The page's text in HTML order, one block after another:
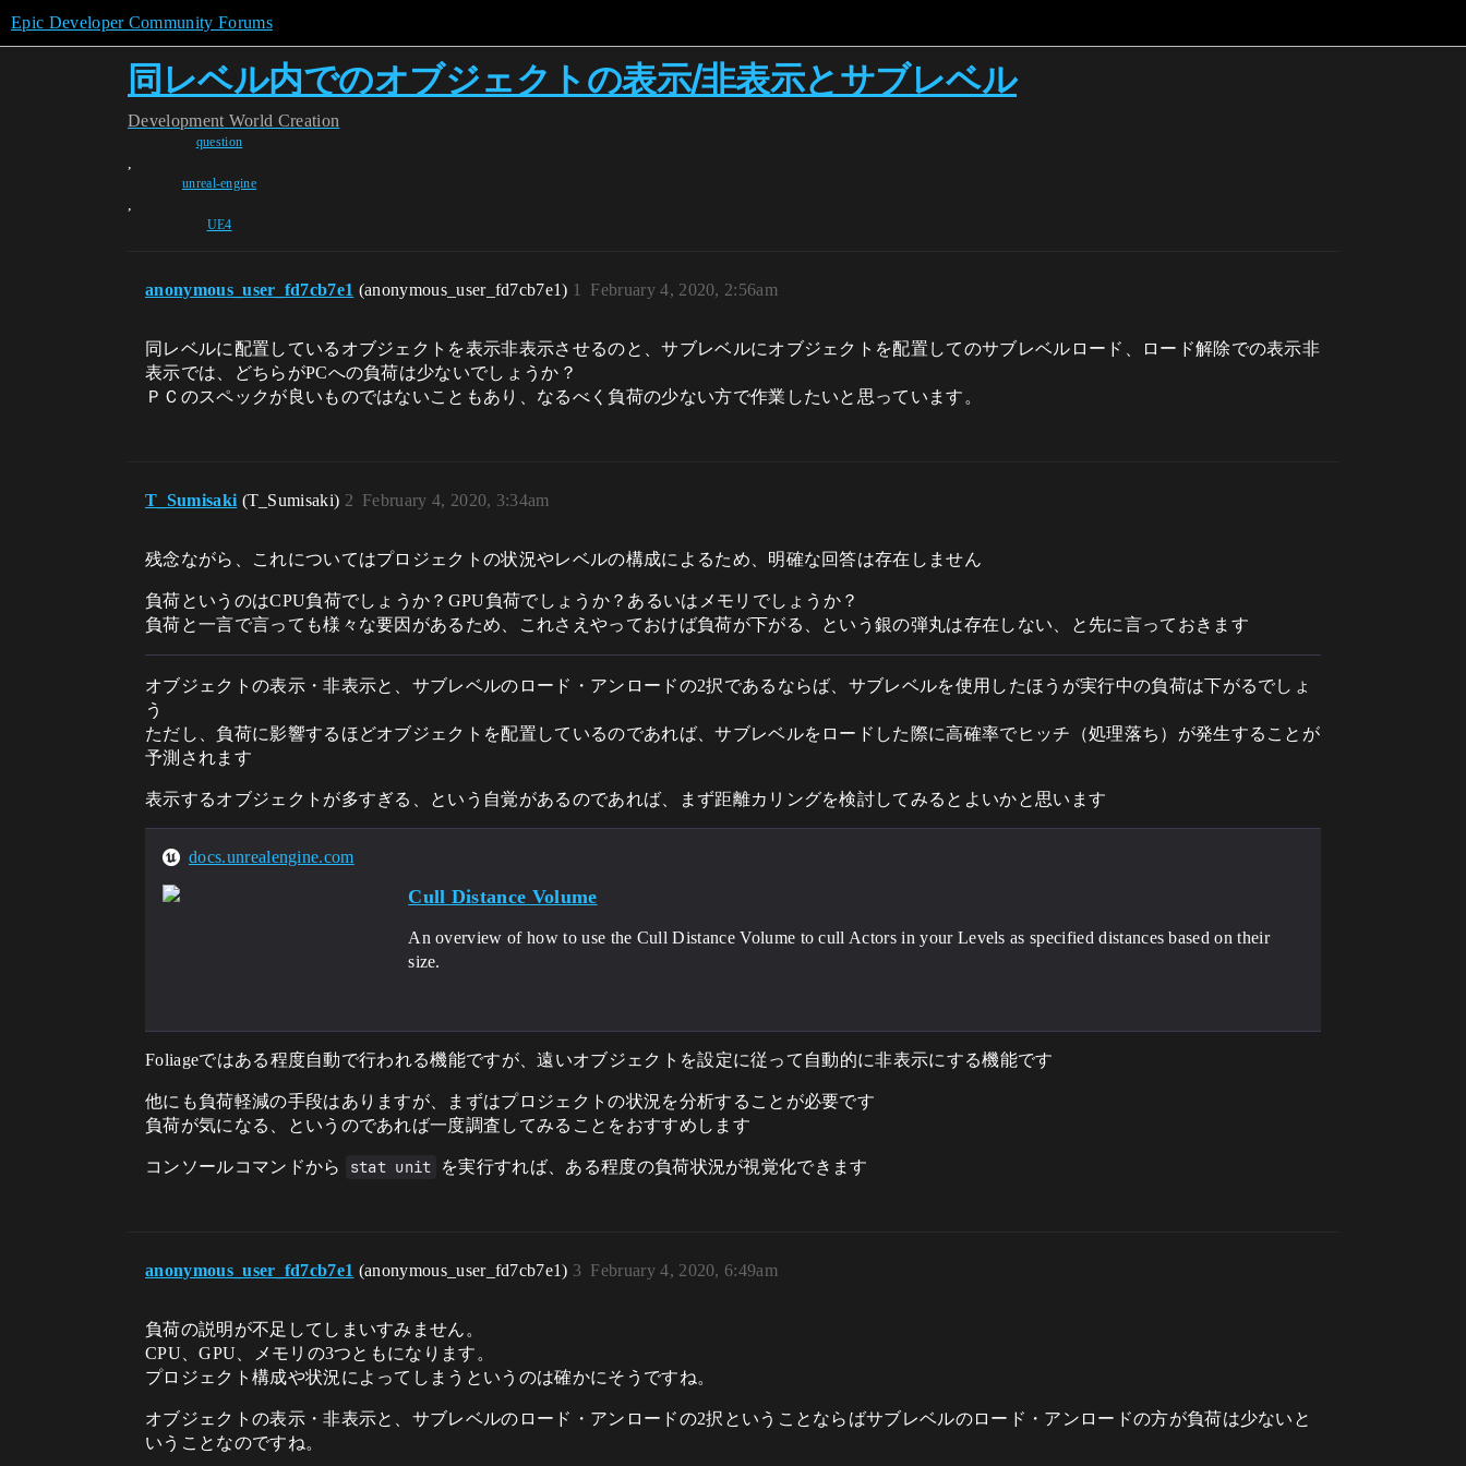
Epic Developer Community Forums
同レベル内でのオブジェクトの表示/非表示とサブレベル
Development World Creation
question
,
unreal-engine
,
UE4
anonymous_user_fd7cb7e1 (anonymous_user_fd7cb7e1) February 4, 2020, 2:56am
1
同レベルに配置しているオブジェクトを表示非表示させるのと、サブレベルにオブジェクトを配置してのサブレベルロード、ロード解除での表示非
表示では、どちらがPCへの負荷は少ないでしょうか？
ＰＣのスペックが良いものではないこともあり、なるべく負荷の少ない方で作業したいと思っています。
T_Sumisaki (T_Sumisaki) February 4, 2020, 3:34am
2
残念ながら、これについてはプロジェクトの状況やレベルの構成によるため、明確な回答は存在しません
負荷というのはCPU負荷でしょうか？GPU負荷でしょうか？あるいはメモリでしょうか？
負荷と一言で言っても様々な要因があるため、これさえやっておけば負荷が下がる、という銀の弾丸は存在しない、と先に言っておきます
オブジェクトの表示・非表示と、サブレベルのロード・アンロードの2択であるならば、サブレベルを使用したほうが実行中の負荷は下がるでしょ
う
ただし、負荷に影響するほどオブジェクトを配置しているのであれば、サブレベルをロードした際に高確率でヒッチ（処理落ち）が発生することが
予測されます
表示するオブジェクトが多すぎる、という自覚があるのであれば、まず距離カリングを検討してみるとよいかと思います
docs.unrealengine.com
Cull Distance Volume
An overview of how to use the Cull Distance Volume to cull Actors in your Levels as specified distances based on their
size.
Foliageではある程度自動で行われる機能ですが、遠いオブジェクトを設定に従って自動的に非表示にする機能です
他にも負荷軽減の手段はありますが、まずはプロジェクトの状況を分析することが必要です
負荷が気になる、というのであれば一度調査してみることをおすすめします
コンソールコマンドから stat unit を実行すれば、ある程度の負荷状況が視覚化できます
anonymous_user_fd7cb7e1 (anonymous_user_fd7cb7e1) February 4, 2020, 6:49am
3
負荷の説明が不足してしまいすみません。
CPU、GPU、メモリの3つともになります。
プロジェクト構成や状況によってしまうというのは確かにそうですね。
オブジェクトの表示・非表示と、サブレベルのロード・アンロードの2択ということならばサブレベルのロード・アンロードの方が負荷は少ないと
いうことなのですね。